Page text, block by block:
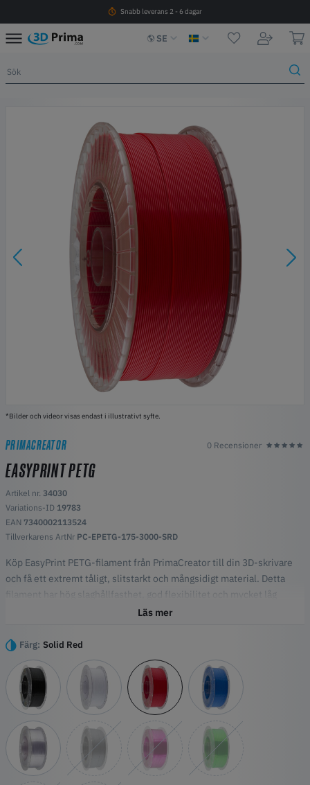
Snabb leverans 2 - 6 dagar
SE
*Bilder och videor visas endast i illustrativt syfte.
PRIMACREATOR 0 Recensioner
EASYPRINT PETG
Artikel nr. 34030
Variations-ID 19783
EAN 7340002113524
Tillverkarens ArtNr PC-EPETG-175-3000-SRD
Köp EasyPrint PETG-filament från PrimaCreator till din 3D-skrivare
och få ett extremt tåligt, slitstarkt och mångsidigt material. Detta
filament har hög slaghållfasthet, god flexibilitet och mycket låg
materialkrympning. Tack vare sina materialegenskaper kan detta
Materialegenskaper för EasyPrint PETG-filament:
PETG-filament av hög kvalitet för din 3D-skrivare
Uppnå imponerande ytor med ett ädelt utseende - Beroende på
färg eller väggtjocklek transparent eller lätt genomskinlig
EasyPrint PETG-filament är lätt att bearbeta i ett brett
temperaturområde.
Hög materialkvalitet och perfekt spolning av materialet på varje
rulle.
Läs mer
Färg: Solid Red